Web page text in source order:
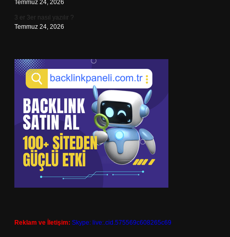
Temmuz 24, 2026
3 er 3er nasıl yazılır ?
Temmuz 24, 2026
Reklam ve İletişim: Skype: live:.cid.575569c608265c69